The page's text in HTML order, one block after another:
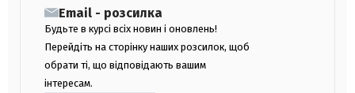
Email - розсилка
Будьте в курсі всіх новин і оновлень!
Перейдіть на сторінку наших розсилок, щоб
обрати ті, що відповідають вашим
інтересам.